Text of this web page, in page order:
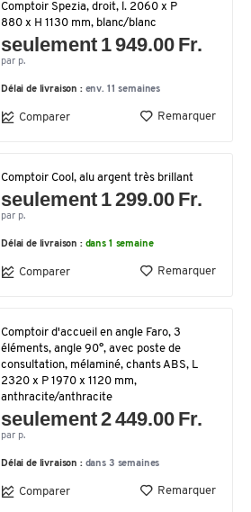
Comptoir Spezia, droit, l. 2060 x P
880 x H 1130 mm, blanc/blanc
seulement 1 949.00 Fr.
par p.
Délai de livraison : env. 11 semaines
Comparer Remarquer
Comptoir Cool, alu argent très brillant
seulement 1 299.00 Fr.
par p.
Délai de livraison : dans 1 semaine
Comparer Remarquer
Comptoir d'accueil en angle Faro, 3
éléments, angle 90°, avec poste de
consultation, mélaminé, chants ABS, L
2320 x P 1970 x 1120 mm,
anthracite/anthracite
seulement 2 449.00 Fr.
par p.
Délai de livraison : dans 3 semaines
Comparer Remarquer